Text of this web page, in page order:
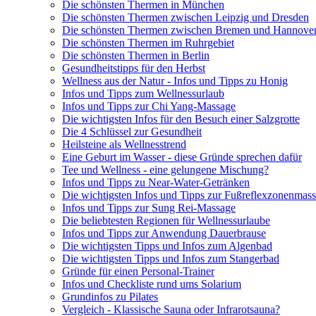
Die schönsten Thermen in München
Die schönsten Thermen zwischen Leipzig und Dresden
Die schönsten Thermen zwischen Bremen und
Die schönsten Thermen im Ruhrgebiet
Die schönsten Thermen in Berlin
Gesundheitstipps für den Herbst
Wellness aus der Natur - Infos und Tipps zu Honig
Infos und Tipps zum Wellnessurlaub
Infos und Tipps zur Chi Yang-Massage
Die wichtigsten Infos für den Besuch einer Salzgrotte
Die 4 Schlüssel zur Gesundheit
Heilsteine als Wellnesstrend
Eine Geburt im Wasser - diese Gründe sprechen dafür
Tee und Wellness - eine gelungene Mischung?
Infos und Tipps zu Near-Water-Getränken
Die wichtigsten Infos und Tipps zur
Infos und Tipps zur Sung Rei-Massage
Die beliebtesten Regionen für Wellnessurlaube
Infos und Tipps zur Anwendung Dauerbrause
Die wichtigsten Tipps und Infos zum Algenbad
Die wichtigsten Tipps und Infos zum Stangerbad
Gründe für einen Personal-Trainer
Infos und Checkliste rund ums Solarium
Grundinfos zu Pilates
Vergleich - Klassische Sauna oder Infrarotsauna?